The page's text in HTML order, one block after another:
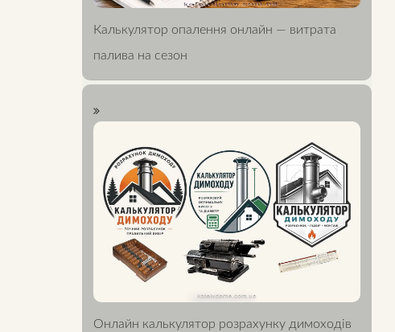
Калькулятор опалення онлайн — витрата
палива на сезон
Онлайн калькулятор розрахунку димоходів